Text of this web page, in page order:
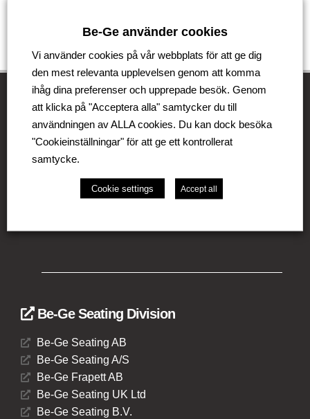
Be-Ge Koncernen
Be-Ge Koncernen är en familjeägd företagsgrupp med
Litauen, Nederländerna och Tyskland. Koncernen
omfattar affärsområdena Be-Ge Seating Division, Be-
Be-Ge Seating Division
Be-Ge Seating AB
Be-Ge Seating A/S
Be-Ge Frapett AB
Be-Ge Seating UK Ltd
Be-Ge Seating B.V.
Be-Ge använder cookies
Vi använder cookies på vår webbplats för att ge dig
den mest relevanta upplevelsen genom att komma
ihåg dina preferenser och upprepade besök. Genom
att klicka på "Acceptera alla" samtycker du till
användningen av ALLA cookies. Du kan dock besöka
"Cookieinställningar" för att ge ett kontrollerat
samtycke.
Cookie settings Accept all